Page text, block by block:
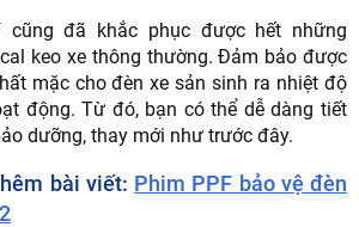
cũng đã khắc phục được hết những
keo xe thông thường. Đảm bảo được
mặc cho đèn xe sản sinh ra nhiệt độ
động. Từ đó, bạn có thể dễ dàng tiết
dưỡng, thay mới như trước đây.
bài viết: Phim PPF bảo vệ đèn